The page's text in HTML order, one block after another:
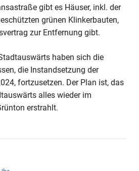
gibt es Häuser, inkl. der
grünen Klinkerbauten,
zur Entfernung gibt.
haben sich die
die Instandsetzung der
fortzusetzen. Der Plan ist, das
alles wieder im
erstrahlt.